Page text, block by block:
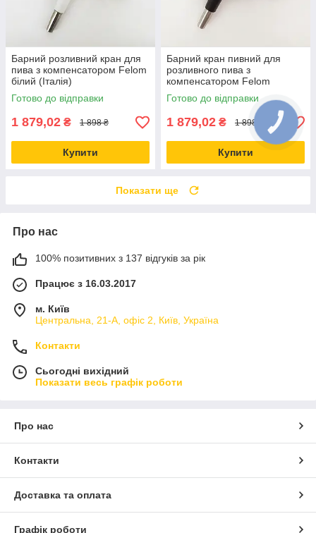
Барний розливний кран для
пива з компенсатором Felom
білий (Італія)
Готово до відправки
1 879,02 ₴ 1 898 ₴
Купити
Барний кран пивний для
розливного пива з
компенсатором Felom
чорний (Італія)
Готово до відправки
1 879,02 ₴ 1 898 ₴
Купити
Показати ще
Про нас
100% позитивних з 137 відгуків за рік
Працює з 16.03.2017
м. Київ
Центральна, 21-А, офіс 2, Київ, Україна
Контакти
Сьогодні вихідний
Показати весь графік роботи
Про нас
Контакти
Доставка та оплата
Графік роботи